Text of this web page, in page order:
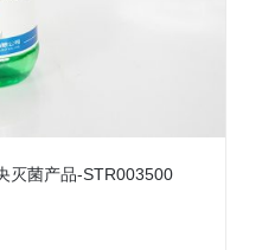
灭菌产品-STR003500